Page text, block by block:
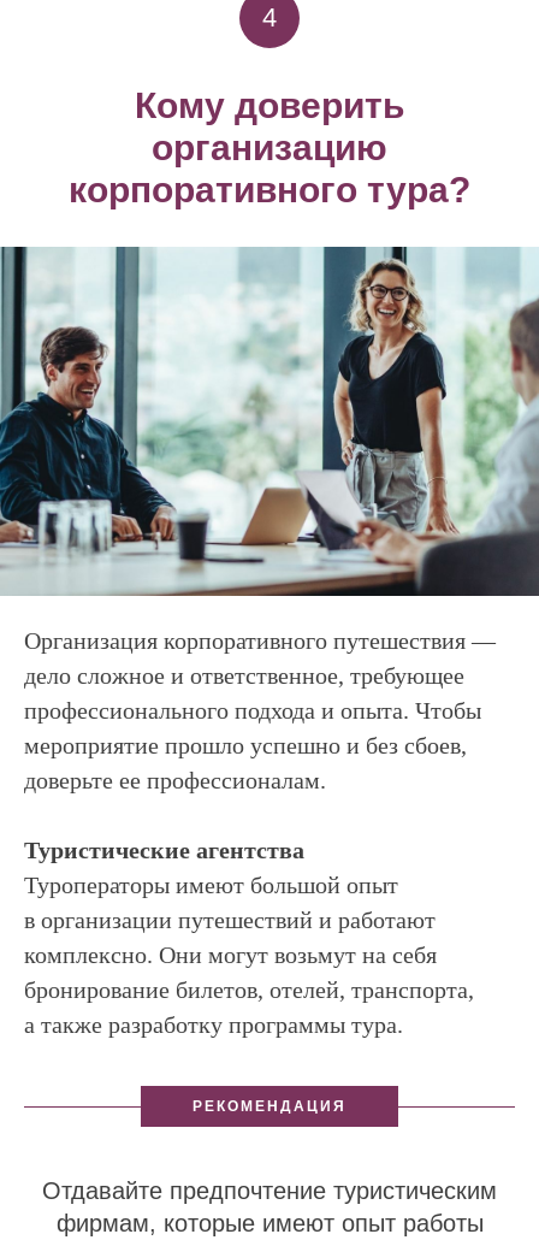
4
Кому доверить
организацию
корпоративного тура?
Организация корпоративного путешествия —
дело сложное и ответственное, требующее
профессионального подхода и опыта. Чтобы
мероприятие прошло успешно и без сбоев,
доверьте ее профессионалам.
Туристические агентства
Туроператоры имеют большой опыт
в организации путешествий и работают
комплексно. Они могут возьмут на себя
бронирование билетов, отелей, транспорта,
а также разработку программы тура.
РЕКОМЕНДАЦИЯ
Отдавайте предпочтение туристическим
фирмам, которые имеют опыт работы